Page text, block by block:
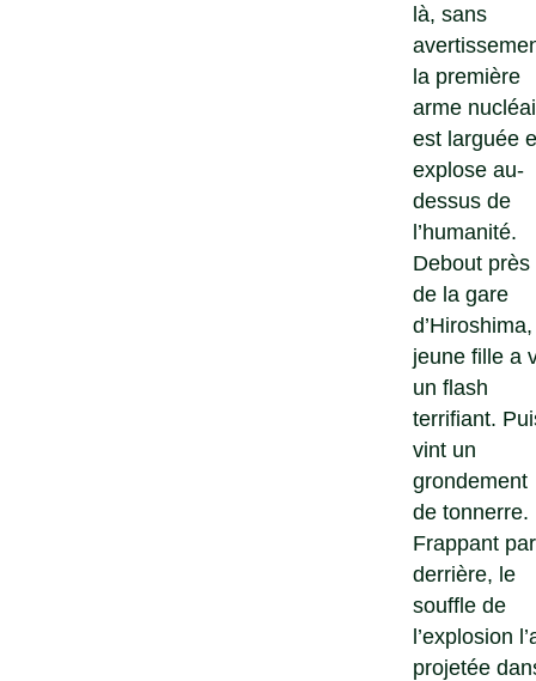
là, sans
la première
arme
est larguée
explose au-
dessus de
l’humanité.
Debout près
de la gare
jeune fille a
un flash
terrifiant.
vint un
grondement
de tonnerre.
Frappant par
derrière, le
souffle de
l’explosion
projetée